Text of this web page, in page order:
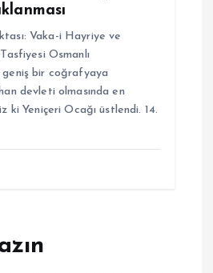
Vaka-i Hayriye ve
Tasfiyesi Osmanlı
geniş bir coğrafyaya
devleti olmasında en
ki Yeniçeri Ocağı üstlendi. 14.